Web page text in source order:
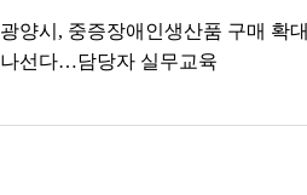
광양시, 중증장애인생산품 구매 확대
나선다…담당자 실무교육